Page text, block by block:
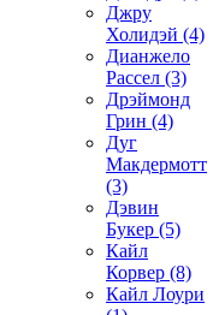
Джру
Холидэй (4)
Дианжело
Рассел (3)
Дрэймонд
Грин (4)
Дуг
Макдермотт
(3)
Дэвин
Букер (5)
Кайл
Корвер (8)
Кайл Лоури